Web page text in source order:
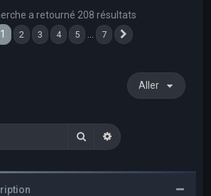
a retourné 208 résultats
1 sur
1 2 3 4 5 7
Aller
RechercherRecherche avancée